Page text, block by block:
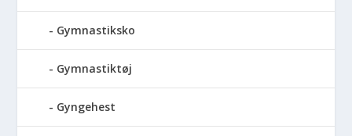
Gymnastiksko
Gymnastiktøj
Gyngehest